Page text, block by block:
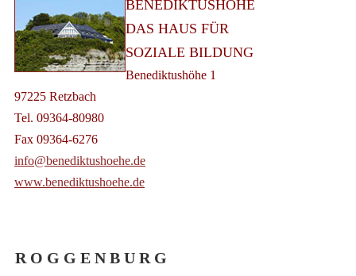
BENEDIKTUSHÖHE
DAS HAUS FÜR
SOZIALE BILDUNG
Benediktushöhe 1
97225 Retzbach
Tel. 09364-80980
Fax 09364-6276
info@benediktushoehe.de
www.benediktushoehe.de
R O G G E N B U R G